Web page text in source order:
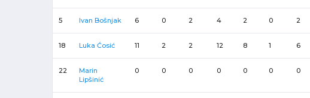
5 Ivan Bošnjak 6 0 2 4 2 0 2
18 Luka Ćosić 11 2 2 12 8 1 6
22
Marin
Lipšinić
0 0 0 0 0 0 0